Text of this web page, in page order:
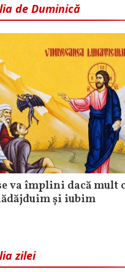
de Duminică
va împlini dacă mult
și iubim
zilei